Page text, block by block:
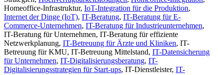
Homeoffice-Infrastruktur, IoT-Integration für die Produktion,
Internet der Dinge (IoT), IT-Beratung, IT-Beratung für E-
Commerce-Unternehmen, IT-Beratung für Industrieunternehmen,
IT-Beratung für Unternehmen, IT-Beratung für effiziente
Netzwerkplanung, IT-Betreuung für Ärzte und Kliniken, IT-
Betreuung für KMU, IT-Betreuung Mittelstand, IT-Datensicherung
für Unternehmen, IT-Digitalisierungsberatung, IT-
Digitalisierungsstrategien für Start-ups, IT-Dienstleister, IT-